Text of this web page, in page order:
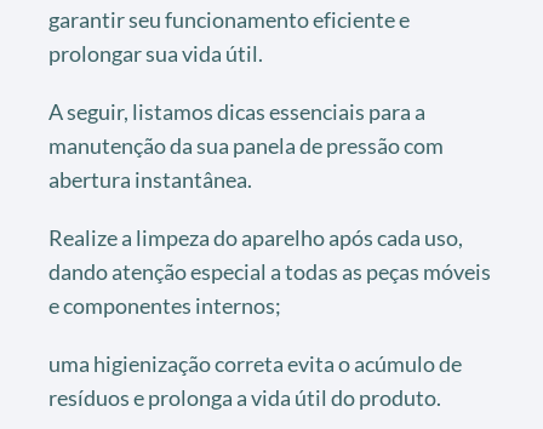
garantir seu funcionamento eficiente e
prolongar sua vida útil.
A seguir, listamos dicas essenciais para a
manutenção da sua panela de pressão com
abertura instantânea.
Realize a limpeza do aparelho após cada uso,
dando atenção especial a todas as peças móveis
e componentes internos;
uma higienização correta evita o acúmulo de
resíduos e prolonga a vida útil do produto.